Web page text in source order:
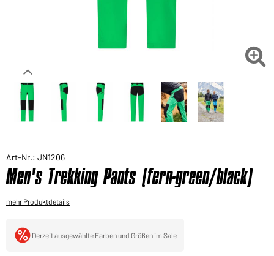
Sie möchten gerne für Ihren privaten Bedarf
Hier geht's zu unserem Endkundenshop 
Art-Nr.: JN1206
Men's Trekking Pants (fern-green/black)
mehr Produktdetails
Derzeit ausgewählte Farben und Größen im Sale